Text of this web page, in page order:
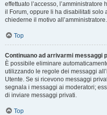
effettuato l’accesso,
il Forum, oppure li ha disabilitati solo
chiederne il motivo all’amministratore.
Top
Continuano ad arrivarmi messaggi
È possibile eliminare
utilizzando le regole dei messaggi
Utente. Se si ricevono messaggi
segnala i messaggi ai moderatori;
di inviare messaggi privati​​.
Top